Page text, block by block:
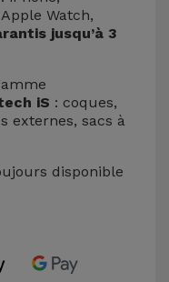
Watch,
jusqu’à 3
iS : coques,
externes, sacs à
disponible